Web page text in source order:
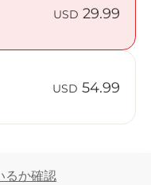
で
USD 29.99
USD 54.99
るか確認